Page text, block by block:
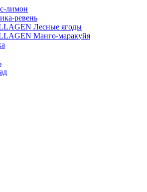
лимон
ревень
Лесные ягоды
Манго-маракуйя